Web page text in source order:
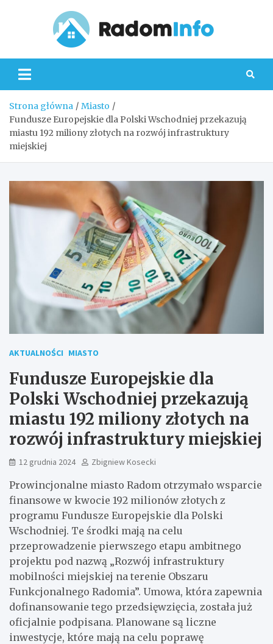
Strona główna
Miasto
Fundusze Europejskie dla Polski Wschodniej przekazują
miastu 192 miliony złotych na rozwój infrastruktury
miejskiej
AKTUALNOŚCI MIASTO
Fundusze Europejskie dla
Polski Wschodniej przekazują
miastu 192 miliony złotych na
rozwój infrastruktury miejskiej
12 grudnia 2024 Zbigniew Kosecki
Prowincjonalne miasto Radom otrzymało wsparcie
finansowe w kwocie 192 milionów złotych z
programu Fundusze Europejskie dla Polski
Wschodniej. Te środki mają na celu
przeprowadzenie pierwszego etapu ambitnego
projektu pod nazwą „Rozwój infrastruktury
mobilności miejskiej na terenie Obszaru
Funkcjonalnego Radomia”. Umowa, która zapewnia
dofinansowanie tego przedsięwzięcia, została już
oficjalnie podpisana. Planowane są liczne
inwestycje, które mają na celu poprawę